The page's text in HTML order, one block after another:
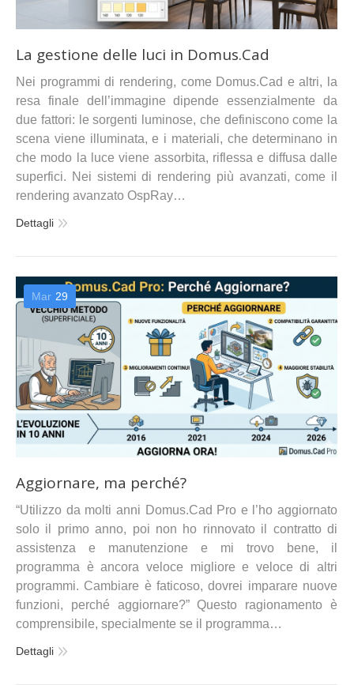
La gestione delle luci in Domus.Cad
Nei programmi di rendering, come Domus.Cad e altri, la
resa finale dell’immagine dipende essenzialmente da
due fattori: le sorgenti luminose, che definiscono come la
scena viene illuminata, e i materiali, che determinano in
che modo la luce viene assorbita, riflessa e diffusa dalle
superfici. Nei sistemi di rendering più avanzati, come il
rendering avanzato OspRay…
Dettagli
Mar 29
Aggiornare, ma perché?
“Utilizzo da molti anni Domus.Cad Pro e l’ho aggiornato
solo il primo anno, poi non ho rinnovato il contratto di
assistenza e manutenzione e mi trovo bene, il
programma è ancora veloce migliore e veloce di altri
programmi. Cambiare è faticoso, dovrei imparare nuove
funzioni, perché aggiornare?” Questo ragionamento è
comprensibile, specialmente se il programma…
Dettagli